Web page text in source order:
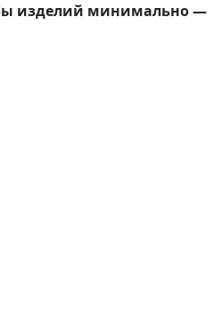
изделий минимально —